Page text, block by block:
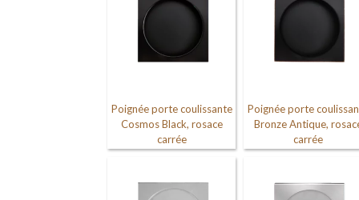
Poignée porte coulissante
Cosmos Black, rosace
carrée
Poignée porte
Bronze Antique,
carrée